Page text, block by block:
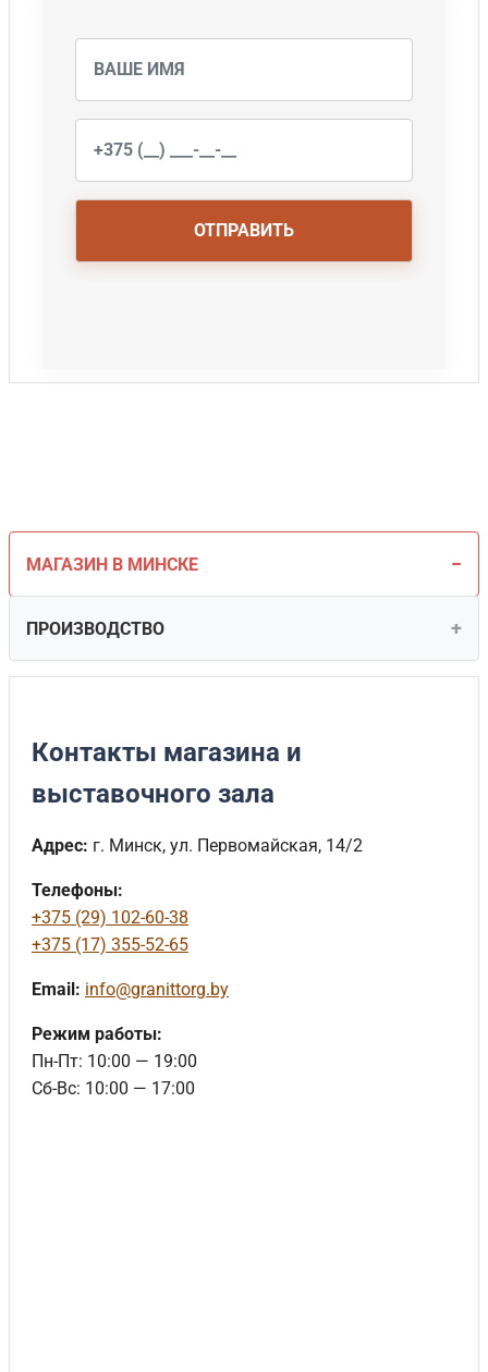
имя
телефон
МАГАЗИН В МИНСКЕ
ПРОИЗВОДСТВО
Контакты магазина и
выставочного зала
Адрес: г. Минск, ул. Первомайская, 14/2
Телефоны:
+375 (29) 102-60-38
+375 (17) 355-52-65
Email: info@granittorg.by
Режим работы:
Пн-Пт: 10:00 — 19:00
Сб-Вс: 10:00 — 17:00